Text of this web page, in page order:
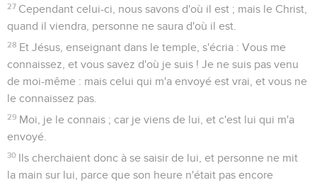
27 Cependant celui-ci, nous savons d'où il est ; mais le Christ,
quand il viendra, personne ne saura d'où il est.
28 Et Jésus, enseignant dans le temple, s'écria : Vous me
connaissez, et vous savez d'où je suis ! Je ne suis pas venu
de moi-même : mais celui qui m'a envoyé est vrai, et vous ne
le connaissez pas.
29 Moi, je le connais ; car je viens de lui, et c'est lui qui m'a
envoyé.
30 Ils cherchaient donc à se saisir de lui, et personne ne mit
la main sur lui, parce que son heure n'était pas encore